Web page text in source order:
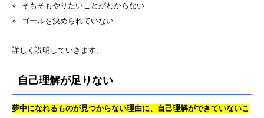
そもそもやりたいことがわからない
ゴールを決められていない
詳しく説明していきます。
自己理解が足りない
夢中になれるものが見つからない理由に、自己理解ができていないこ